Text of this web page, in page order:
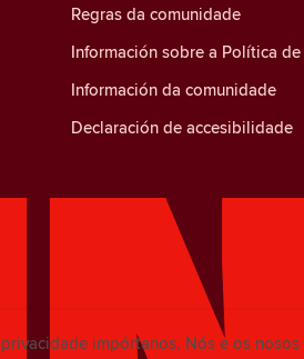
Regras da comunidade
Información sobre a Política
Información da comunidade
Declaración de accesibilidade
impórtanos. Nós e os